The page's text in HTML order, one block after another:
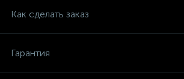
Как сделать заказ
Гарантия